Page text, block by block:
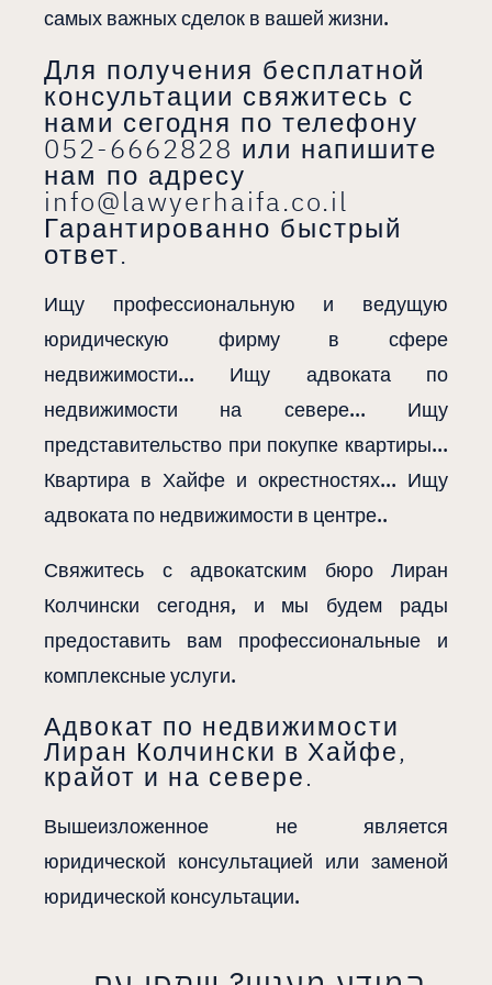
самых важных сделок в вашей жизни.
Для получения бесплатной
консультации свяжитесь с
нами сегодня по телефону
052-6662828 или напишите
нам по адресу
info@lawyerhaifa.co.il
Гарантированно быстрый
ответ.
Ищу профессиональную и ведущую
юридическую фирму в сфере
недвижимости… Ищу адвоката по
недвижимости на севере… Ищу
представительство при покупке квартиры…
Квартира в Хайфе и окрестностях… Ищу
адвоката по недвижимости в центре..
Свяжитесь с адвокатским бюро Лиран
Колчински сегодня, и мы будем рады
предоставить вам профессиональные и
комплексные услуги.
Адвокат по недвижимости
Лиран Колчински в Хайфе,
крайот и на севере.
Вышеизложенное не является
юридической консультацией или заменой
юридической консультации.